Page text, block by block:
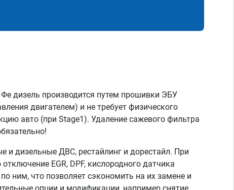
дизель производится путем прошивки ЭБУ
двигателем) и не требует физического
авто (при Stage1). Удаление сажевого фильтра
дизельные ДВС, рестайлинг и дорестайл. При
EGR, DPF, кислородного датчика
ним, что позволяет сэкономить на их замене и